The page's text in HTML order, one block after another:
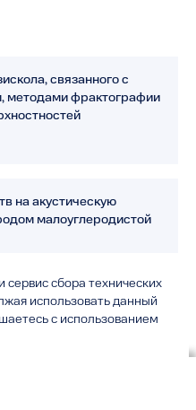
связанного с
методами фрактографии
на акустическую
малоуглеродистой
сбора технических
использовать данный
с использованием